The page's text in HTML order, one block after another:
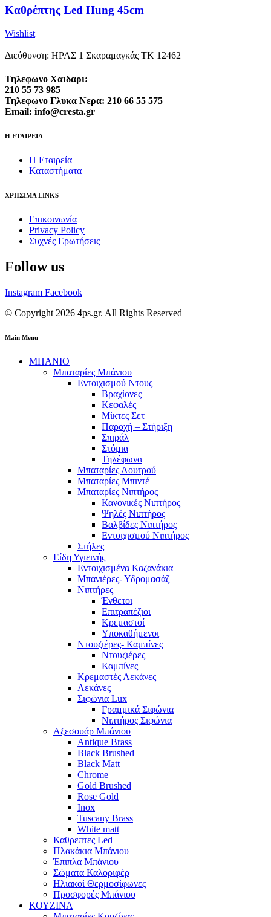
Καθρέπτης Led Hung 45cm
Wishlist
Διεύθυνση: ΗΡΑΣ 1 Σκαραμαγκάς ΤΚ 12462
Τηλεφωνο Χαιδαρι:
210 55 73 985
Τηλεφωνο Γλυκα Νερα: 210 66 55 575
Email: info@cresta.gr
Η ΕΤΑΙΡΕΙΑ
Η Εταιρεία
Καταστήματα
ΧΡΗΣΙΜΑ LINKS
Επικοινωνία
Privacy Policy
Συχνές Ερωτήσεις
Follow us
Instagram Facebook
© Copyright 2026 4ps.gr. All Rights Reserved
Main Menu
ΜΠΑΝΙΟ
Μπαταρίες Μπάνιου
Εντοιχισμού Ντους
Βραχίονες
Κεφαλές
Μίκτες Σετ
Παροχή – Στήριξη
Σπιράλ
Στόμια
Τηλέφωνα
Μπαταρίες Λουτρού
Μπαταρίες Μπιντέ
Μπαταρίες Νιπτήρος
Κανονικές Νιπτήρος
Ψηλές Νιπτήρος
Βαλβίδες Νιπτήρος
Εντοιχισμού Νιπτήρος
Στήλες
Είδη Υγιεινής
Εντοιχισμένα Καζανάκια
Μπανιέρες- Υδρομασάζ
Νιπτήρες
Ένθετοι
Επιτραπέζιοι
Κρεμαστοί
Υποκαθήμενοι
Ντουζιέρες- Καμπίνες
Ντουζιέρες
Καμπίνες
Κρεμαστές Λεκάνες
Λεκάνες
Σιφώνια Lux
Γραμμικά Σιφώνια
Νιπτήρος Σιφώνια
Αξεσουάρ Μπάνιου
Antique Brass
Black Brushed
Black Matt
Chrome
Gold Brushed
Rose Gold
Inox
Tuscany Brass
White matt
Καθρεπτες Led
Πλακάκια Μπάνιου
Έπιπλα Μπάνιου
Σώματα Καλοριφέρ
Ηλιακοί Θερμοσίφωνες
Προσφορές Μπάνιου
ΚΟΥΖΙΝΑ